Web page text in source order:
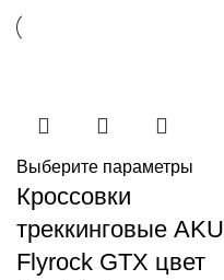
Выберите параметры
Кроссовки
треккинговые AKU
Flyrock GTX цвет